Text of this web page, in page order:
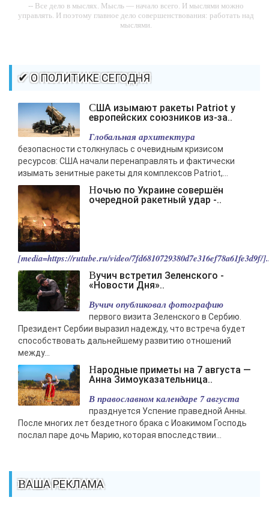
-- Все дело в мыслях. Мысль — начало всего. И мыслями можно
управлять. И поэтому главное дело совершенствования: работать над
мыслями.
-- Самое большое богатство — это ум. Самая большая нищета —
глупость. Из всех страхов самый пугающий — самолюбование.
-- Лучшее, что можно сделать с хорошим советом, это пропустить его
мимо ушей. Он никогда не бывает полезен никому, кроме того, кто его
дал.
-- Люблю давать советы и очень не люблю, когда их дают мне.
✔ О ПОЛИТИКЕ СЕГОДНЯ
США изымают ракеты Patriot у
европейских союзников из-за..
Глобальная архитектура
безопасности столкнулась с очевидным кризисом
ресурсов: США начали перенаправлять и фактически
изымать зенитные ракеты для комплексов Patriot,...
Ночью по Украине совершён
очередной ракетный удар -..
[media=https://rutube.ru/video/7fd6810729380d7e316ef78a61fe3d9f/
Вучич встретил Зеленского -
«Новости Дня»..
Вучич опубликовал фотографию
первого визита Зеленского в Сербию.
Президент Сербии выразил надежду, что встреча будет
способствовать дальнейшему развитию отношений
между...
Народные приметы на 7 августа —
Анна Зимоуказательница..
В православном календаре 7 августа
празднуется Успение праведной Анны.
После многих лет бездетного брака с Иоакимом Господь
послал паре дочь Марию, которая впоследствии...
ВАША РЕКЛАМА